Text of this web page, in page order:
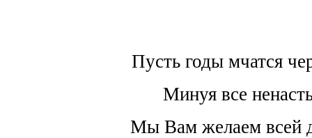
Пусть годы мчатся
Минуя все
Мы Вам желаем всей